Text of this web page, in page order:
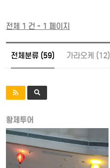
전체 1 건 - 1 페이지
전체분류 (59) 가라오케 (12)
황제투어